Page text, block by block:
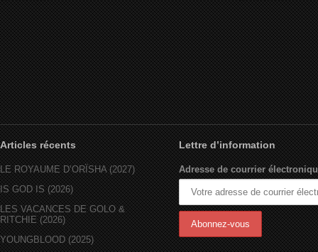
Articles récents
LE ROYAUME D’ORÏSHA (2027)
IS GOD IS (2026)
LES VACANCES DE GOLO &
RITCHIE (2026)
YOUNGBLOOD (2025)
Lettre d’information
Adresse de courrier